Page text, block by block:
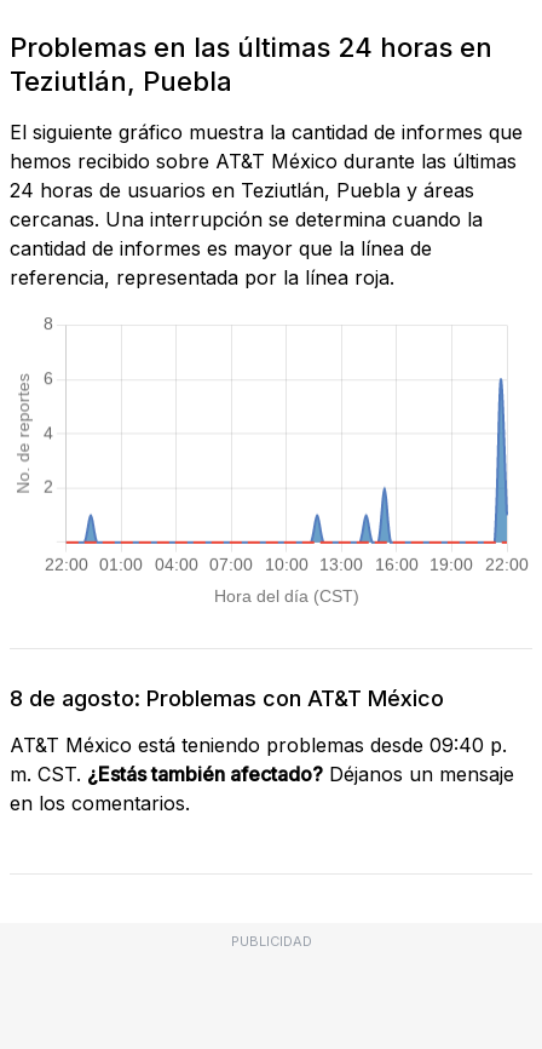
Problemas en las últimas 24 horas en
Teziutlán, Puebla
El siguiente gráfico muestra la cantidad de informes que
hemos recibido sobre AT&T México durante las últimas
24 horas de usuarios en Teziutlán, Puebla y áreas
cercanas. Una interrupción se determina cuando la
cantidad de informes es mayor que la línea de
referencia, representada por la línea roja.
8 de agosto: Problemas con AT&T México
AT&T México está teniendo problemas desde 09:40 p.
m. CST. ¿Estás también afectado? Déjanos un mensaje
en los comentarios.
PUBLICIDAD